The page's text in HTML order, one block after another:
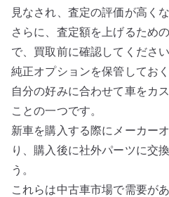
見なされ、査定の評価が高く
さらに、査定額を上げるため
で、買取前に確認してください
純正オプションを保管してお
自分の好みに合わせて車をカ
ことの一つです。
新車を購入する際にメーカー
り、購入後に社外パーツに交
う。
これらは中古車市場で需要が